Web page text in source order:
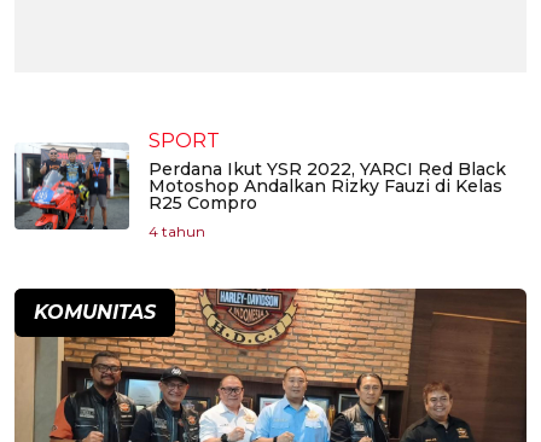
SPORT
Perdana Ikut YSR 2022, YARCI Red Black
Motoshop Andalkan Rizky Fauzi di Kelas
R25 Compro
4 tahun
KOMUNITAS